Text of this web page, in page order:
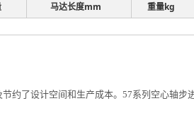
马达长度mm 重量kg
约了设计空间和生产成本。57系列空心轴步